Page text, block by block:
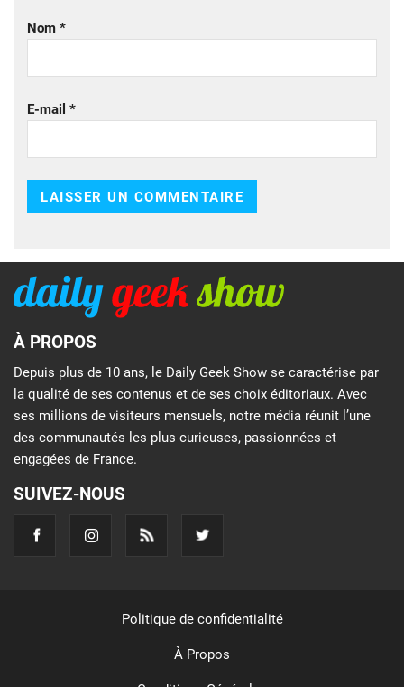
Nom *
E-mail *
À PROPOS
Depuis plus de 10 ans, le Daily Geek Show se caractérise par
la qualité de ses contenus et de ses choix éditoriaux. Avec
ses millions de visiteurs mensuels, notre média réunit l’une
des communautés les plus curieuses, passionnées et
engagées de France.
SUIVEZ-NOUS
Politique de confidentialité
À Propos